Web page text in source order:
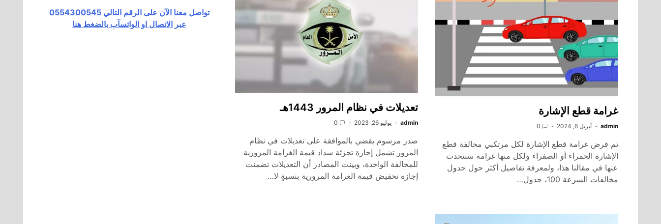
غرامة قطع الإشارة
admin أبريل 6, 2024 0
تم فرض غرامة قطع الإشارة لكل مرتكبي مخالفة قطع
الإشارة الحمراء أو الصفراء ولكل منها غرامة سنتحدث
عنها في مقالنا هذا، ولمعرفة تفاصيل أكثر حول جدول
مخالفات السرعة 100، جدول…
تعديلات في نظام المرور 1443هـ
admin يوليو 26, 2023 0
صدر مرسوم يقضي بالموافقة على تعديلات في نظام
المرور تشمل إجازة تجزئة سداد قيمة الغرامة المرورية
للمخالفة الواحدة، وبينت المصادر أن التعديلات تضمنت
إجازة تخفيض قيمة الغرامة المرورية بنسبةٍ لا…
تواصل معنا الآن على الرقم التالي 0554300545
عبر الاتصال او الواتسآب بالضغط هنا